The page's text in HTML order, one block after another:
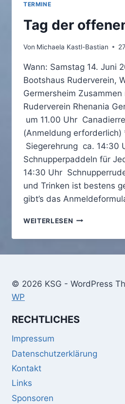
TERMINE
Tag der
Von Michaela Kastl-Bastian
Wann: Samstag 14.
Bootshaus Ruderverein,
Germersheim Zusammen
Ruderverein Rhenania
um 11.00 Uhr
(Anmeldung
Siegerehrung ca. 14:30
Schnupperpaddeln für
14:30 Uhr
und Trinken ist bestens
gibt’s das
WEITERLESEN TAG
OFFENEN
© 2026 KSG - WordPress
WP
RECHTLICHES
Impressum
Datenschutzerklärung
Kontakt
Links
Sponsoren